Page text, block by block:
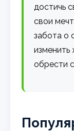
достичь
свои
забота о
изменить
обрести